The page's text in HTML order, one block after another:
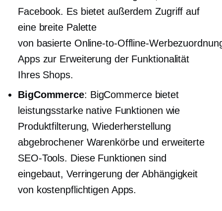
Facebook. Es bietet außerdem Zugriff auf
eine breite Palette
von basierte Online-to-Offline-
Apps zur Erweiterung der Funktionalität
Ihres Shops.
BigCommerce: BigCommerce bietet
leistungsstarke native Funktionen wie
Produktfilterung, Wiederherstellung
abgebrochener Warenkörbe und erweiterte
SEO-Tools. Diese Funktionen sind
eingebaut, Verringerung der Abhängigkeit
von kostenpflichtigen Apps.